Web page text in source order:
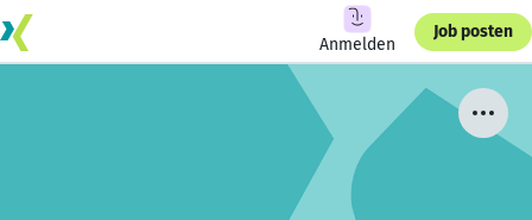
Anmelden
Job posten